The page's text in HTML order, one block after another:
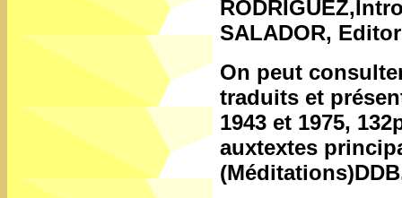
SALADOR,
On peut
traduits et
1943 et 1975,
auxtextes